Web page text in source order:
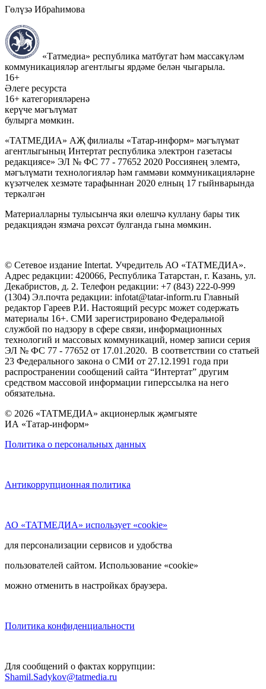
Гөлүзә Ибраһимова
«Татмедиа» республика матбугат һәм массакүләм
коммуникацияләр агентлыгы ярдәме белән чыгарыла.
16+
Әлеге ресурста
16+ категорияләренә
керүче мәгълүмат
булырга мөмкин.
«ТАТМЕДИА» АҖ филиалы «Татар-информ» мәгълүмат
агентлыгының Интертат республика электрон газетасы
редакциясе» ЭЛ № ФС 77 - 77652 2020 Россиянең элемтә,
мәгълүмати технологияләр һәм гаммәви коммуникацияләрне
күзәтчелек хезмәте тарафыннан 2020 елның 17 гыйнварында
теркәлгән
Материалларны тулысынча яки өлешчә куллану бары тик
редакциядән язмача рөхсәт булганда гына мөмкин.
© Сетевое издание Intertat. Учредитель АО «ТАТМЕДИА».
Адрес редакции: 420066, Республика Татарстан, г. Казань, ул.
Декабристов, д. 2. Телефон редакции: +7 (843) 222-0-999
(1304) Эл.почта редакции: infotat@tatar-inform.ru Главный
редактор Гареев Р.И. Настоящий ресурс может содержать
материалы 16+. СМИ зарегистрировано Федеральной
службой по надзору в сфере связи, информационных
технологий и массовых коммуникаций, номер записи серия
ЭЛ № ФС 77 - 77652 от 17.01.2020. В соответствии со статьей
23 Федерального закона о СМИ от 27.12.1991 года при
распространении сообщений сайта “Интертат” другим
средством массовой информации гиперссылка на него
обязательна.
© 2026 «ТАТМЕДИА» акционерлык җәмгыяте
ИА «Татар-информ»
Политика о персональных данных
Антикоррупционная политика
АО «ТАТМЕДИА» использует «cookie»
для персонализации сервисов и удобства
пользователей сайтом. Использование «cookie»
можно отменить в настройках браузера.
Политика конфиденциальности
Для сообщений о фактах коррупции:
Shamil.Sadykov@tatmedia.ru